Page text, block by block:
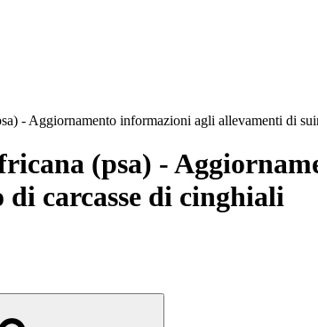
- Aggiornamento informazioni agli allevamenti di
(psa) -
carcasse di cinghiali